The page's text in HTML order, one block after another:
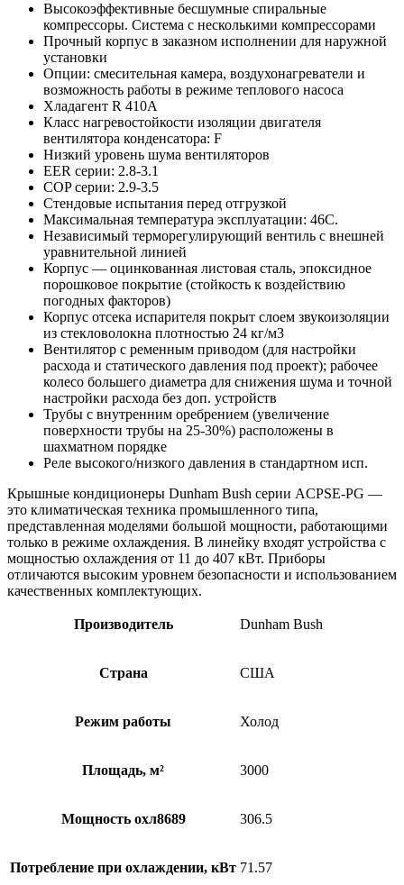
Высокоэффективные бесшумные спиральные
компрессоры. Система с несколькими компрессорами
Прочный корпус в заказном исполнении для наружной
установки
Опции: смесительная камера, воздухонагреватели и
возможность работы в режиме теплового насоса
Хладагент R 410A
Класс нагревостойкости изоляции двигателя
вентилятора конденсатора: F
Низкий уровень шума вентиляторов
EER серии: 2.8-3.1
COP серии: 2.9-3.5
Стендовые испытания перед отгрузкой
Максимальная температура эксплуатации: 46С.
Независимый терморегулирующий вентиль с внешней
уравнительной линией
Корпус — оцинкованная листовая сталь, эпоксидное
порошковое покрытие (стойкость к воздействию
погодных факторов)
Корпус отсека испарителя покрыт слоем звукоизоляции
из стекловолокна плотностью 24 кг/м3
Вентилятор с ременным приводом (для настройки
расхода и статического давления под проект); рабочее
колесо большего диаметра для снижения шума и точной
настройки расхода без доп. устройств
Трубы с внутренним оребрением (увеличение
поверхности трубы на 25-30%) расположены в
шахматном порядке
Реле высокого/низкого давления в стандартном исп.
Крышные кондиционеры Dunham Bush серии ACPSE-PG —
это климатическая техника промышленного типа,
представленная моделями большой мощности, работающими
только в режиме охлаждения. В линейку входят устройства с
мощностью охлаждения от 11 до 407 кВт. Приборы
отличаются высоким уровнем безопасности и использованием
качественных комплектующих.
Производитель Dunham Bush
Страна США
Режим работы Холод
Площадь, м² 3000
Мощность охл8689 306.5
Потребление при охлаждении, кВт 71.57